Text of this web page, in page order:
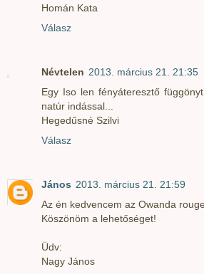
Homán Kata
Válasz
Névtelen 2013. március 21. 21:35
Egy Iso len fényáteresztő
natúr indással...
Hegedűsné Szilvi
Válasz
János 2013. március 21. 21:59
Az én kedvencem az Owanda
Köszönöm a lehetőséget!
Üdv:
Nagy János